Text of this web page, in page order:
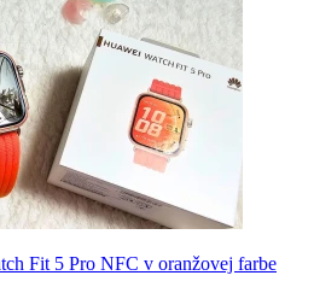
Fit 5 Pro NFC v oranžovej farbe